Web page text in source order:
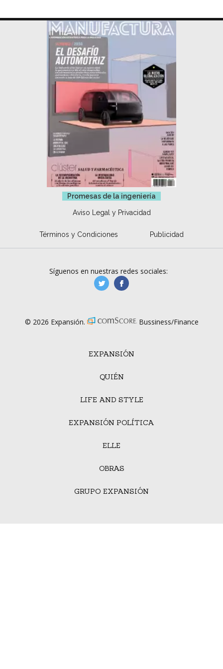
Promesas de la ingeniería
Aviso Legal y Privacidad
Términos y Condiciones Publicidad
EXPANSIÓN
QUIÉN
LIFE AND STYLE
EXPANSIÓN POLÍTICA
ELLE
OBRAS
GRUPO EXPANSIÓN
Síguenos en nuestras redes sociales:
manufacturaGE
© 2026 Expansión. Bussiness/Finance